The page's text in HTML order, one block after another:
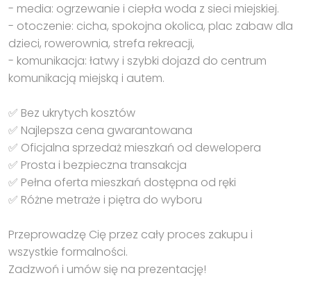
- media: ogrzewanie i ciepła woda z sieci miejskiej.
- otoczenie: cicha, spokojna okolica, plac zabaw dla
dzieci, rowerownia, strefa rekreacji,
- komunikacja: łatwy i szybki dojazd do centrum
komunikacją miejską i autem.
✅ Bez ukrytych kosztów
✅ Najlepsza cena gwarantowana
✅ Oficjalna sprzedaż mieszkań od dewelopera
✅ Prosta i bezpieczna transakcja
✅ Pełna oferta mieszkań dostępna od ręki
✅ Różne metraże i piętra do wyboru
Przeprowadzę Cię przez cały proces zakupu i
wszystkie formalności.
Zadzwoń i umów się na prezentację!